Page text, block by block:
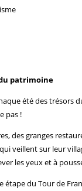
patrimoine
été des trésors
pas !
des granges
veillent sur leur
les yeux et à
étape du Tour de